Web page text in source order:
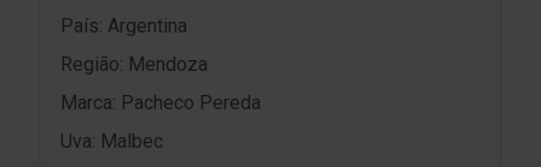
País: Argentina
Região: Mendoza
Marca: Pacheco Pereda
Uva: Malbec